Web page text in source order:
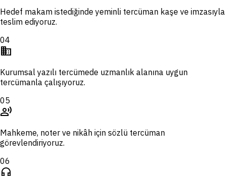
Hedef makam istediğinde yeminli tercüman kaşe ve imzasıyla
teslim ediyoruz.
04
domain
Kurumsal yazılı tercümede uzmanlık alanına uygun
tercümanla çalışıyoruz.
05
record_voice_over
Mahkeme, noter ve nikâh için sözlü tercüman
görevlendiriyoruz.
06
headphones